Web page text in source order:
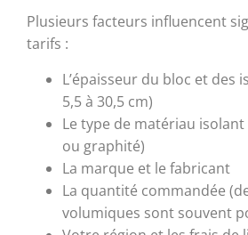
Plusieurs facteurs influencent
tarifs :
L’épaisseur du bloc et des
5,5 à 30,5 cm)
Le type de matériau
ou graphité)
La marque et le fabricant
La quantité commandée
volumiques sont souvent